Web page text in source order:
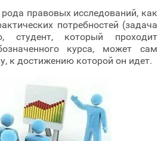
правовых исследований, как
потребностей (задача
студент, который проходит
курса, может сам
к достижению которой он идет.